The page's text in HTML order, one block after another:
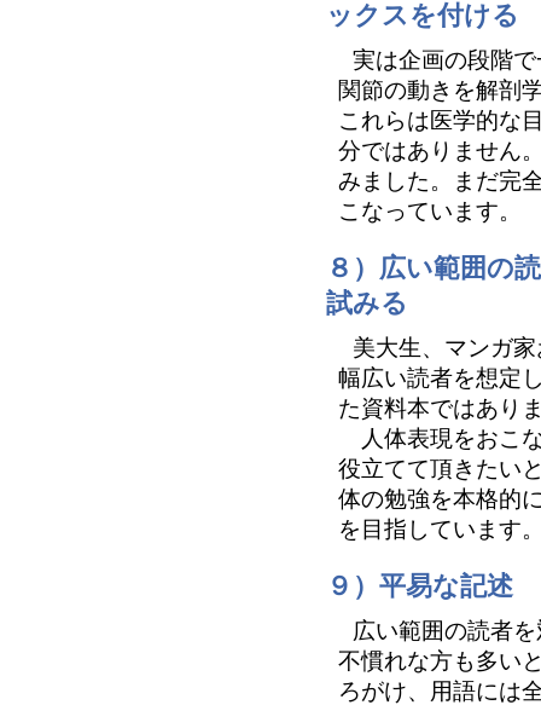
ックスを付ける
実は企画の段階
関節の動きを解剖
これらは医学的な
分ではありません
みました。まだ完
こなっています。
８）広い範囲の
試みる
美大生、マンガ
幅広い読者を想定
た資料本ではあり
人体表現をおこ
役立てて頂きたい
体の勉強を本格的
を目指しています
９）平易な記述
広い範囲の読者
不慣れな方も多い
ろがけ、用語には